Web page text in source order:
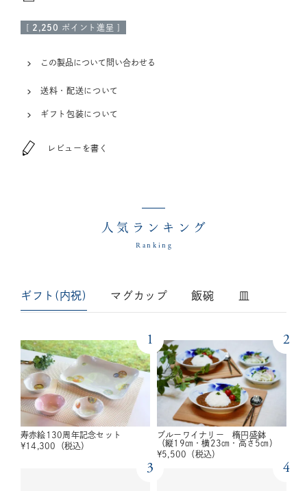
[ 2,250 ポイント進呈 ]
この製品について問い合わせる
送料・配送について
ギフト包装について
レビューを書く
人気ランキング
Ranking
ギフト(内祝) マグカップ 飯碗 皿
1
寿赤絵130周年記念セット
¥14,300 （税込）
2
ブルーワイナリー 楕円盛鉢
（縦19㎝・横23㎝・高さ5㎝）
¥5,500 （税込）
3 4